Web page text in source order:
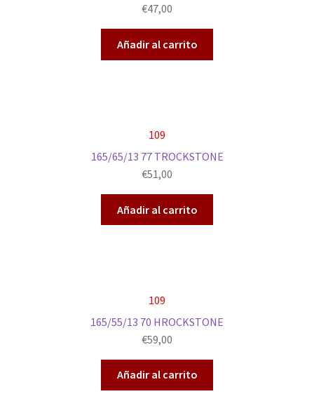
€47,00
Añadir al carrito
109
165/65/13 77 TROCKSTONE
€51,00
Añadir al carrito
109
165/55/13 70 HROCKSTONE
€59,00
Añadir al carrito